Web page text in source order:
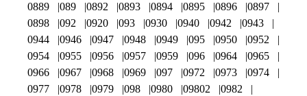
0889
089 0892 0893 0894 0895 0896
0897
0898
092 0920 093 0930 0940 0942
0943
0944
0946 0947 0948 0949 095 0950
0952
0954
0955 0956 0957 0959 096 0964
0965
0966
0967 0968 0969 097 0972 0973
0974
0977
0978 0979 098 0980 09802
0982